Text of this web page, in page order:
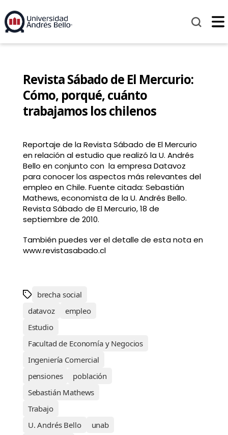
Revista Sábado de El Mercurio:
Cómo, porqué, cuánto
trabajamos los chilenos
Reportaje de la Revista Sábado de El Mercurio
en relación al estudio que realizó la U. Andrés
Bello en conjunto con la empresa Datavoz
para conocer los aspectos más relevantes del
empleo en Chile. Fuente citada: Sebastián
Mathews, economista de la U. Andrés Bello.
Revista Sábado de El Mercurio, 18 de
septiembre de 2010.
También puedes ver el detalle de esta nota en
www.revistasabado.cl
brecha social
datavoz
empleo
Estudio
Facultad de Economía y Negocios
Ingeniería Comercial
pensiones
población
Sebastián Mathews
Trabajo
U. Andrés Bello
unab